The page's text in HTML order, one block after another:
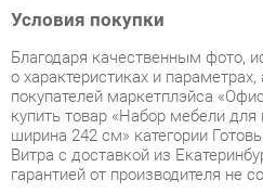
покупателей маркетплэйса
ширина 242 см» категории
Витра с доставкой из
гарантией от производителя не
Мы отправляем заказы в
ассортимента в наличии на
получите не позднее48-ми часов